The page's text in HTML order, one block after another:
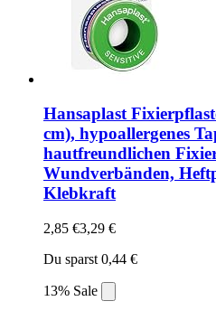
Hansaplast
cm), hypoallergenes
hautfreundlichen
Wundverbänden,
Klebkraft
2,85 €3,29 €
Du sparst 0,44 €
13% Sale